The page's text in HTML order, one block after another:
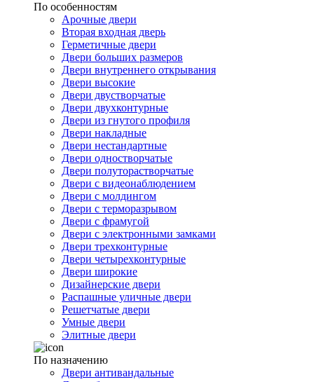
По особенностям
Арочные двери
Вторая входная дверь
Герметичные двери
Двери больших размеров
Двери внутреннего открывания
Двери высокие
Двери двустворчатые
Двери двухконтурные
Двери из гнутого профиля
Двери накладные
Двери нестандартные
Двери одностворчатые
Двери полуторастворчатые
Двери с видеонаблюдением
Двери с молдингом
Двери с терморазрывом
Двери с фрамугой
Двери с электронными замками
Двери трехконтурные
Двери четырехконтурные
Двери широкие
Дизайнерские двери
Распашные уличные двери
Решетчатые двери
Умные двери
Элитные двери
По назначению
Двери антивандальные